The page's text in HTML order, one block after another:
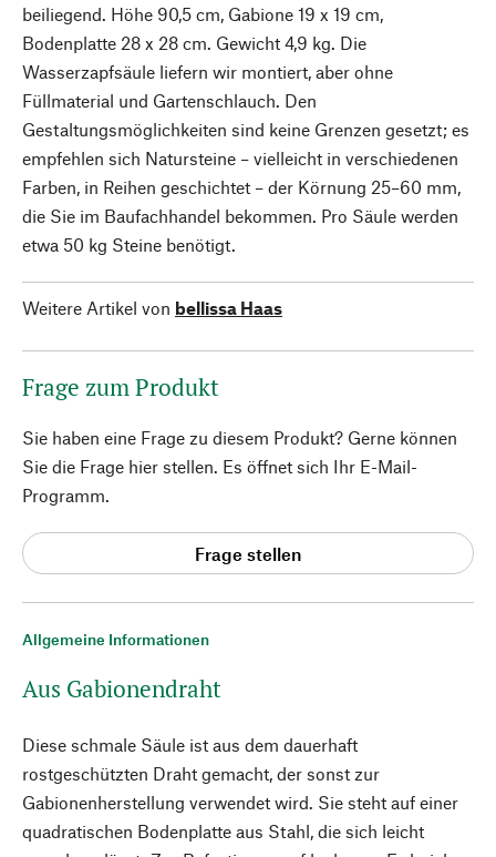
Allgemeine Informationen
Aus Gabionendraht
Diese schmale Säule ist aus dem dauerhaft
rostgeschützten Draht gemacht, der sonst zur
Gabionenherstellung verwendet wird. Sie steht auf einer
quadratischen Bodenplatte aus Stahl, die sich leicht
beiliegend. Höhe 90,5 cm, Gabione 19 x 19 cm,
Bodenplatte 28 x 28 cm. Gewicht 4,9 kg. Die
Wasserzapfsäule liefern wir montiert, aber ohne
Füllmaterial und Gartenschlauch. Den
Gestaltungsmöglichkeiten sind keine Grenzen gesetzt; es
empfehlen sich Natursteine – vielleicht in verschiedenen
Farben, in Reihen geschichtet – der Körnung 25–60 mm,
die Sie im Baufachhandel bekommen. Pro Säule werden
etwa 50 kg Steine benötigt.
Weitere Artikel von bellissa Haas
Frage zum Produkt
Sie haben eine Frage zu diesem Produkt? Gerne können
Sie die Frage hier stellen. Es öffnet sich Ihr E-Mail-
Programm.
Frage stellen